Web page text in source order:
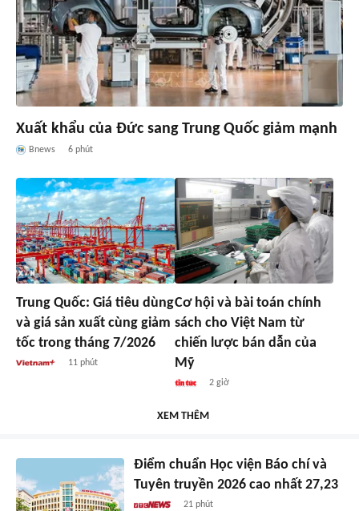
Xuất khẩu của Đức sang Trung Quốc giảm mạnh
Bnews 6 phút
Trung Quốc: Giá tiêu dùng
và giá sản xuất cùng giảm
tốc trong tháng 7/2026
11 phút
Cơ hội và bài toán chính
sách cho Việt Nam từ
chiến lược bán dẫn của
Mỹ
2 giờ
XEM THÊM
Điểm chuẩn Học viện Báo chí và
Tuyên truyền 2026 cao nhất 27,23
21 phút